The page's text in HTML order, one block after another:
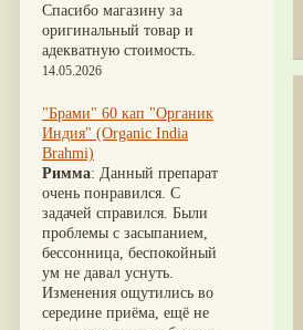
(3)
Аштаваргам
Брихатьяди(3)
Видарьяди(3)
Гуггул
Дханвантарам 101(3)
Дханвантарам тайлам(3)
Кайлаш дживан(3)
Кальянака гритам(3)
Кримикутхар рас(3)
Кунжутное масло (3)
Кутаджа(3)
Кширабала(3)
Шиладжит
(19)
Кориандр
Зира(17)
Крапива индийская(17)
Патола
Холарена - Кутаджа(17)
Шионака(17)
Аджван/Ажгон(16)
Акация катеху(16)
Кальций(16)
Укроп пахучий(16)
Дашамула(15)
Лодхра(14)
Спасибо магазину за
оригинальный товар и
адекватную стоимость.
14.05.2026
"Брами" 60 кап "Органик
Индия" (Organic India
Brahmi)
Римма: Данный препарат
очень понравился. С
задачей справился. Были
проблемы с засыпанием,
бессонница, беспокойный
ум не давал уснуть.
Изменения ощутились во
середине приёма, ещё не